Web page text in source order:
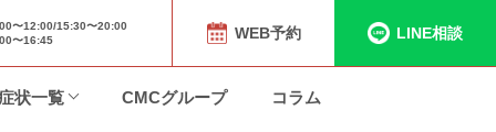
12:00/15:30〜20:00
〜16:45
WEB予約 LINE相談
状一覧 CMCグループ コラム